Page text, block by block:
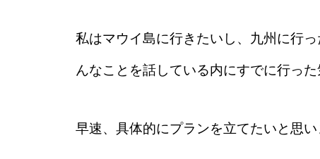
私はマウイ島に行きたいし、九州に行
んなことを話している内にすでに行っ
早速、具体的にプランを立てたいと思い